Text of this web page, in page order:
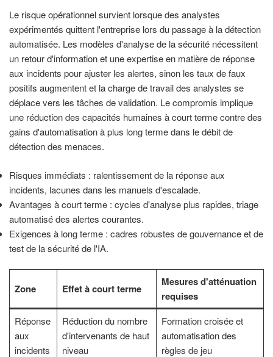
Le risque opérationnel survient lorsque des analystes
expérimentés quittent l'entreprise lors du passage à la détection
automatisée. Les modèles d'analyse de la sécurité nécessitent
un retour d'information et une expertise en matière de réponse
aux incidents pour ajuster les alertes, sinon les taux de faux
positifs augmentent et la charge de travail des analystes se
déplace vers les tâches de validation. Le compromis implique
une réduction des capacités humaines à court terme contre des
gains d'automatisation à plus long terme dans le débit de
détection des menaces.
Risques immédiats : ralentissement de la réponse aux
incidents, lacunes dans les manuels d'escalade.
Avantages à court terme : cycles d'analyse plus rapides, triage
automatisé des alertes courantes.
Exigences à long terme : cadres robustes de gouvernance et de
test de la sécurité de l'IA.
Zone Effet à court terme
Mesures d'atténuation
requises
Réponse
aux
incidents
Réduction du nombre
d'intervenants de haut
niveau
Formation croisée et
automatisation des
règles de jeu